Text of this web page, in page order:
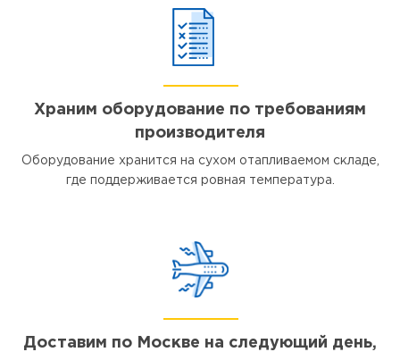
Храним оборудование по требованиям
производителя
Оборудование хранится на сухом отапливаемом складе,
где поддерживается ровная температура.
Доставим по Москве на следующий день,